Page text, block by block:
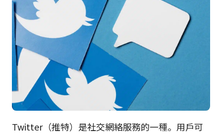
Twitter（推特）是社交網絡服務的一種。用戶可